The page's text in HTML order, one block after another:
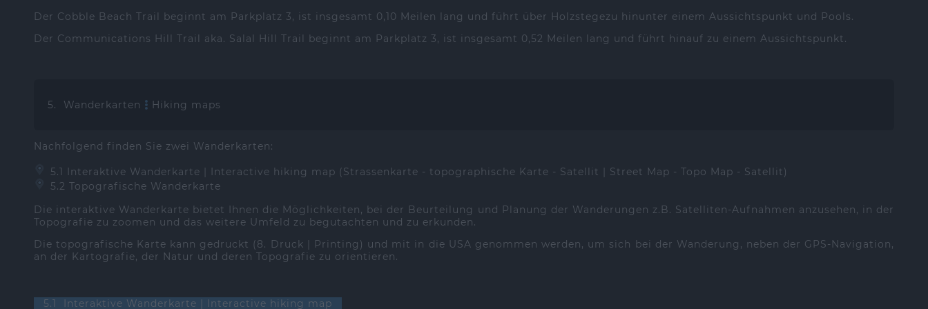
Der Cobble Beach Trail beginnt am Parkplatz 3, ist insgesamt 0,10 Meilen lang und führt über Holzstegezu hinunter einem Aussichtspunkt und Pools.
Der Communications Hill Trail aka. Salal Hill Trail beginnt am Parkplatz 3, ist insgesamt 0,52 Meilen lang und führt hinauf zu einem Aussichtspunkt.
5. Wanderkarten Hiking maps
Nachfolgend finden Sie zwei Wanderkarten:
5.1 Interaktive Wanderkarte | Interactive hiking map (Strassenkarte - topographische Karte - Satellit | Street Map - Topo Map - Satellit)
5.2 Topografische Wanderkarte
Die interaktive Wanderkarte bietet Ihnen die Möglichkeiten, bei der Beurteilung und Planung der Wanderungen z.B. Satelliten-Aufnahmen anzusehen, in der
Topografie zu zoomen und das weitere Umfeld zu begutachten und zu erkunden.
Die topografische Karte kann gedruckt (8. Druck | Printing) und mit in die USA genommen werden, um sich bei der Wanderung, neben der GPS-Navigation,
an der Kartografie, der Natur und deren Topografie zu orientieren.
5.1 Interaktive Wanderkarte | Interactive hiking map